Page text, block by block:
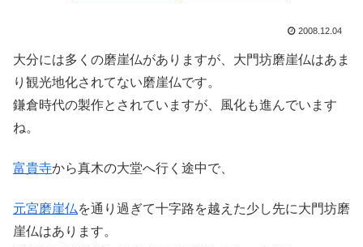
2008.12.04
大分には多くの磨崖仏がありますが、大門坊磨崖仏はあま
り観光地化されてない磨崖仏です。
鎌倉時代の製作とされていますが、風化も進んでいます
ね。
富貴寺から真木の大堂へ行く途中で、
元宮磨崖仏を通り過ぎて十字路を越えた少し先に大門坊磨
崖仏はあります。